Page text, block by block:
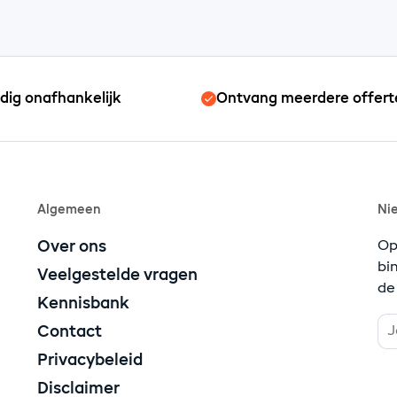
onafhankelijk Ontvang meerdere
Algemeen
Over ons
Veelgestelde vragen
Kennisbank
Contact
Privacybeleid
Disclaimer